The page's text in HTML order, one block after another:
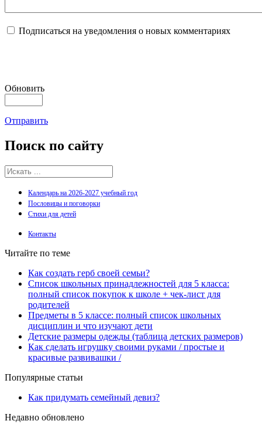
Подписаться на уведомления о новых комментариях
Обновить
Отправить
Поиск по сайту
Календарь на 2026-2027 учебный год
Пословицы и поговорки
Стихи для детей
Контакты
Читайте по теме
Как создать герб своей семьи?
Список школьных принадлежностей для 5 класса:
полный список покупок к школе + чек-лист для
родителей
Предметы в 5 классе: полный список школьных
дисциплин и что изучают дети
Детские размеры одежды (таблица детских размеров)
Как сделать игрушку своими руками / простые и
красивые развивашки /
Популярные статьи
Как придумать семейный девиз?
Недавно обновлено